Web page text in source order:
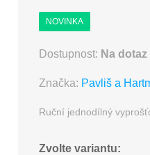
NOVINKA
Dostupnost: Na dotaz
Značka: Pavliš a
Ruční jednodílný
Zvolte variantu: